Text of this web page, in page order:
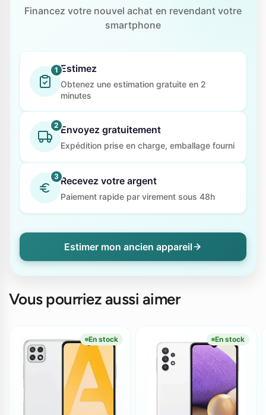
Financez votre nouvel achat en revendant votre
smartphone
1 Estimez
Obtenez une estimation gratuite en 2
minutes
2 Envoyez gratuitement
Expédition prise en charge, emballage fourni
3 Recevez votre argent
Paiement rapide par virement sous 48h
Estimer mon ancien appareil
Vous pourriez aussi aimer
En stock En stock